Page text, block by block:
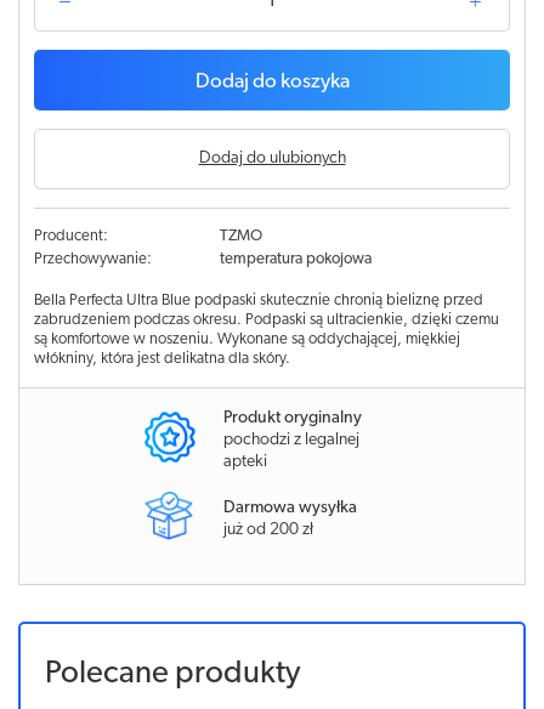
Dodaj do koszyka
Dodaj do ulubionych
Producent:
TZMO
Przechowywanie:
temperatura pokojowa
Bella Perfecta Ultra Blue podpaski skutecznie chronią bieliznę przed
zabrudzeniem podczas okresu. Podpaski są ultracienkie, dzięki czemu
są komfortowe w noszeniu. Wykonane są oddychającej, miękkiej
włókniny, która jest delikatna dla skóry.
Produkt oryginalny
pochodzi z legalnej
apteki
Darmowa wysyłka
już od 200 zł
Polecane produkty